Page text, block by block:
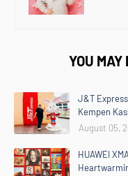
YOU
J&T
Kempen
August 05,
HUAWEI